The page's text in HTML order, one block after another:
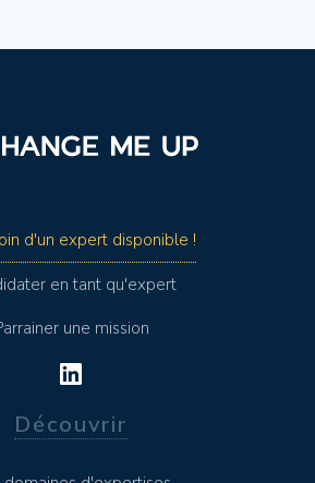
d'un expert disponible !
en tant qu'expert
une mission
Découvrir